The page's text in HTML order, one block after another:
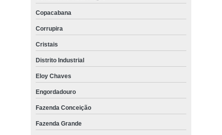
Copacabana
Corrupira
Cristais
Distrito Industrial
Eloy Chaves
Engordadouro
Fazenda Conceição
Fazenda Grande